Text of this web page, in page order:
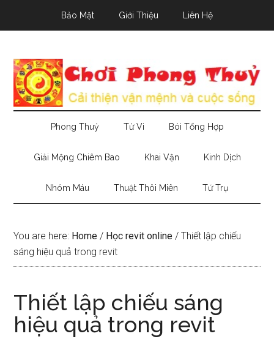
Bảo Mật Giới Thiệu Liên Hệ
Phong Thuỷ Tử Vi Bói Tổng Hợp
Giải Mộng Chiêm Bao Khai Vận Kinh Dịch
Nhóm Máu Thuật Thôi Miên Tứ Trụ
You are here: Home / Học revit online / Thiết lập chiếu
sáng hiệu quả trong revit
Thiết lập chiếu sáng
hiệu quả trong revit